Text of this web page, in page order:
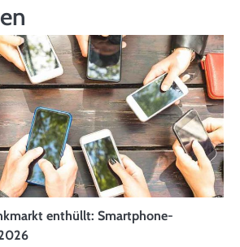
enthüllt: Smartphone-